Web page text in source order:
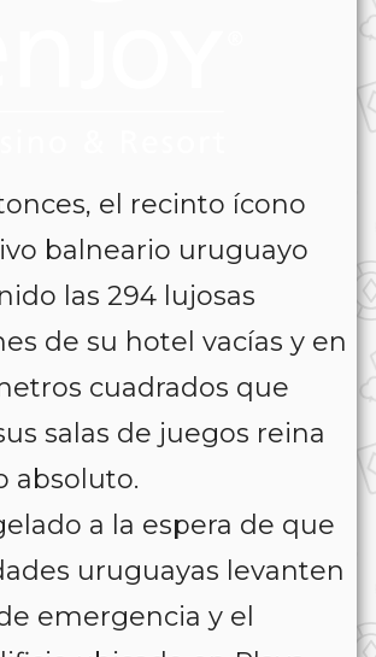
el recinto ícono
balneario uruguayo
las 294 lujosas
de su hotel vacías y en
cuadrados que
salas de juegos reina
absoluto.
a la espera de que
uruguayas levanten
emergencia y el